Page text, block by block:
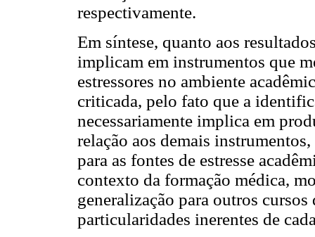
respectivamente.
Em síntese, quanto aos
implicam em instrumentos que
estressores no ambiente
criticada, pelo fato que a
necessariamente implica em
relação aos demais
para as fontes de estresse
contexto da formação médica,
generalização para outros cursos
particularidades inerentes de